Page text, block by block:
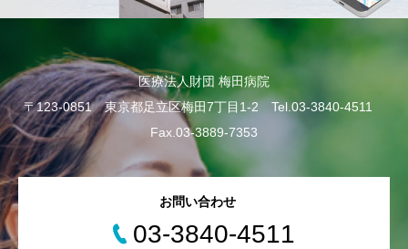
医療法人財団 梅田病院
〒123-0851 東京都足立区梅田7丁目1-2 Tel.03-3840-4511
Fax.03-3889-7353
お問い合わせ
03-3840-4511